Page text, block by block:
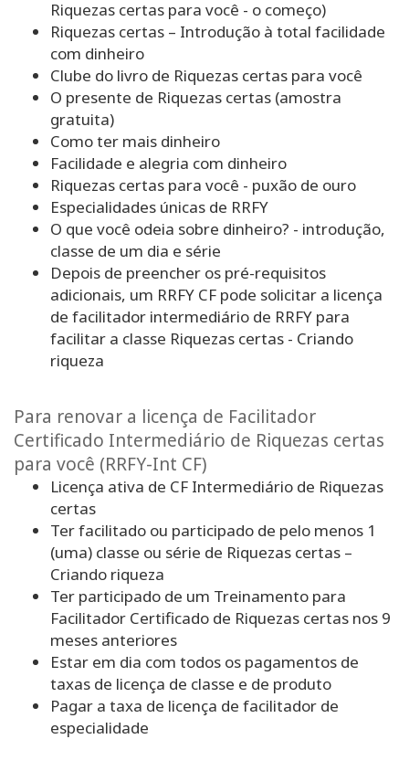
Riquezas certas para você - o começo)
Riquezas certas – Introdução à total facilidade
com dinheiro
Clube do livro de Riquezas certas para você
O presente de Riquezas certas (amostra
gratuita)
Como ter mais dinheiro
Facilidade e alegria com dinheiro
Riquezas certas para você - puxão de ouro
Especialidades únicas de RRFY
O que você odeia sobre dinheiro? - introdução,
classe de um dia e série
Depois de preencher os pré-requisitos
adicionais, um RRFY CF pode solicitar a licença
de facilitador intermediário de RRFY para
facilitar a classe Riquezas certas - Criando
riqueza
Para renovar a licença de Facilitador
Certificado Intermediário de Riquezas certas
para você (RRFY-Int CF)
Licença ativa de CF Intermediário de Riquezas
certas
Ter facilitado ou participado de pelo menos 1
(uma) classe ou série de Riquezas certas –
Criando riqueza
Ter participado de um Treinamento para
Facilitador Certificado de Riquezas certas nos 9
meses anteriores
Estar em dia com todos os pagamentos de
taxas de licença de classe e de produto
Pagar a taxa de licença de facilitador de
especialidade